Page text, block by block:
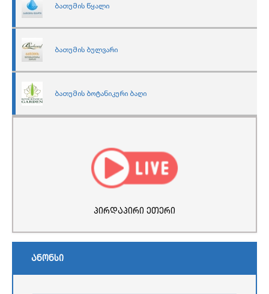
ბათუმის წყალი
ბათუმის ბულვარი
ბათუმის ბოტანიკური ბაღი
პირდაპირი ეთერი
ანონსი